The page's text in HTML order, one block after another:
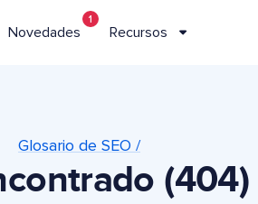
Novedades
1
Recursos
Glosario de SEO /
(404)